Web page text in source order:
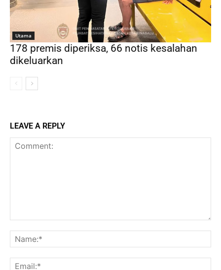
Utama
178 premis diperiksa, 66 notis kesalahan
dikeluarkan
LEAVE A REPLY